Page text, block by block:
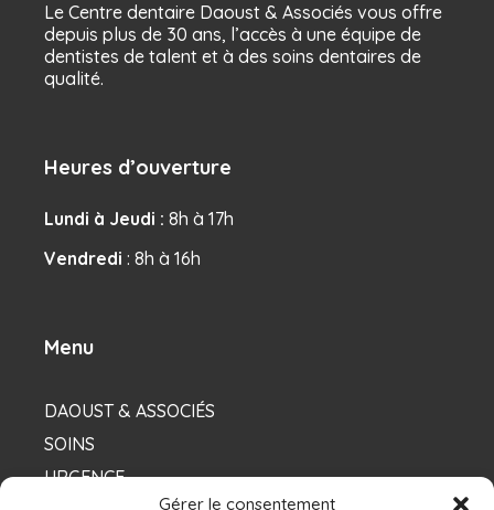
Gérer le consentement
Le Centre dentaire Daoust & Associés vous offre
depuis plus de 30 ans, l’accès à une équipe de
dentistes de talent et à des soins dentaires de
qualité.
Heures d’ouverture
Lundi à Jeudi : 8h à 17h
Vendredi : 8h à 16h
Menu
DAOUST & ASSOCIÉS
SOINS
URGENCE